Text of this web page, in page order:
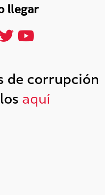
llegar
de corrupción
aquí